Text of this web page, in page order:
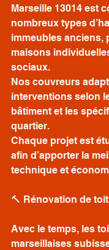
Marseille 13014 est
nombreux types
immeubles anciens,
maisons
sociaux.
Nos couvreurs
interventions selon
bâtiment et les
quartier.
Chaque projet est
afin d’apporter la
technique et
🔨 Rénovation de
Avec le temps, les
marseillaises